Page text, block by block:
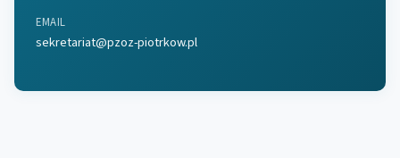
EMAIL
sekretariat@pzoz-piotrkow.pl